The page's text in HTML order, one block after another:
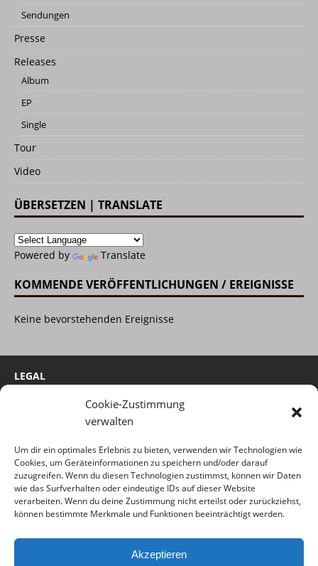
Cookie-Zustimmung
verwalten
Um dir ein optimales Erlebnis zu bieten, verwenden wir Technologien wie
Cookies, um Geräteinformationen zu speichern und/oder darauf
zuzugreifen. Wenn du diesen Technologien zustimmst, können wir Daten
wie das Surfverhalten oder eindeutige IDs auf dieser Website
verarbeiten. Wenn du deine Zustimmung nicht erteilst oder zurückziehst,
können bestimmte Merkmale und Funktionen beeinträchtigt werden.
Akzeptieren
Sendungen
Presse
Releases
Album
EP
Single
Tour
Video
ÜBERSETZEN | TRANSLATE
Powered by Translate
KOMMENDE VERÖFFENTLICHUNGEN / EREIGNISSE
Keine bevorstehenden Ereignisse
LEGAL
Haftungsausschluss
Datenschutzerklärung
(c) 2022 by Time-Hunter